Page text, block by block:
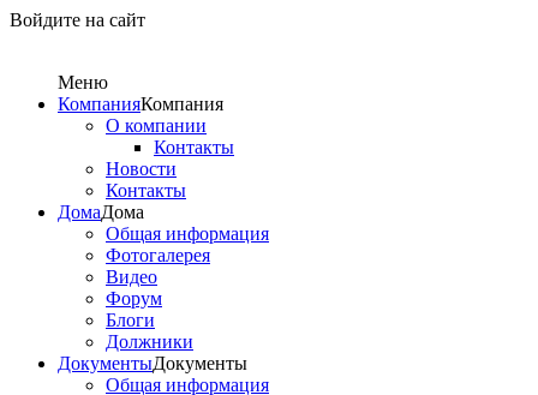
Войдите на сайт
Меню
КомпанияКомпания
О компании
Контакты
Новости
Контакты
ДомаДома
Общая информация
Фотогалерея
Видео
Форум
Блоги
Должники
ДокументыДокументы
Общая информация